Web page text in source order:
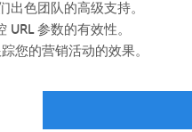
出色团队的高级支持。
URL 参数的有效性。
您的营销活动的效果。